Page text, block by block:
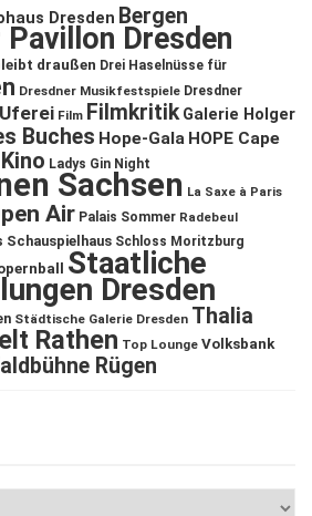
Dresden Bergen
Pavillon Dresden
draußen Drei Haselnüsse für
Dresdner Musikfestspiele Dresdner
Film Filmkritik Galerie Holger
Buches Hope-Gala HOPE Cape
Kino Ladys Gin Night
Sachsen La Saxe à Paris
Air Palais Sommer Radebeul
Schauspielhaus Schloss Moritzburg
Staatliche
Dresden
Städtische Galerie Dresden Thalia
Rathen Top Lounge Volksbank
Rügen